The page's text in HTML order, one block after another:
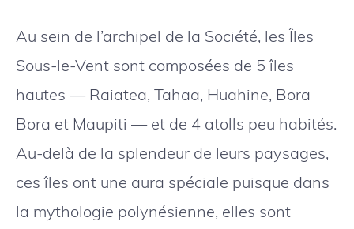
Au sein de l’archipel de la Société, les Îles
Sous-le-Vent sont composées de 5 îles
hautes — Raiatea, Tahaa, Huahine, Bora
Bora et Maupiti — et de 4 atolls peu habités.
Au-delà de la splendeur de leurs paysages,
ces îles ont une aura spéciale puisque dans
la mythologie polynésienne, elles sont